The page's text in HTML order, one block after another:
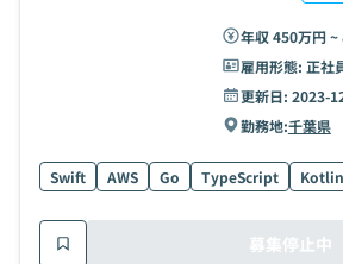
年収 450万円 ~
雇用形態: 正社
更新日: 2023-
勤務地:千葉県
Swift AWS Go TypeScript Kotlin
募集停止中